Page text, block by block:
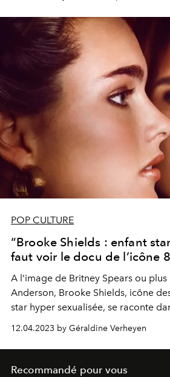
POP CULTURE
“Brooke Shields : enfant
faut voir le docu de l’icône
A l’image de Britney Spears ou
Anderson, Brooke Shields, icône
star hyper sexualisée, se raconte
bouleversant disponible sur
Shields : enfant star”.
12.04.2023 by Géraldine Verheyen
Recommandé pour vous